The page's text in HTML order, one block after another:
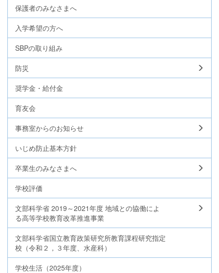
保護者のみなさまへ
入学希望の方へ
SBPの取り組み
防災
奨学金・給付金
育友会
事務室からのお知らせ
いじめ防止基本方針
卒業生のみなさまへ
学校評価
文部科学省 2019～2021年度 地域との協働によ
る高等学校教育改革推進事業
文部科学省国立教育政策研究所教育課程研究指定
校（令和２，３年度、水産科）
学校生活（2025年度）